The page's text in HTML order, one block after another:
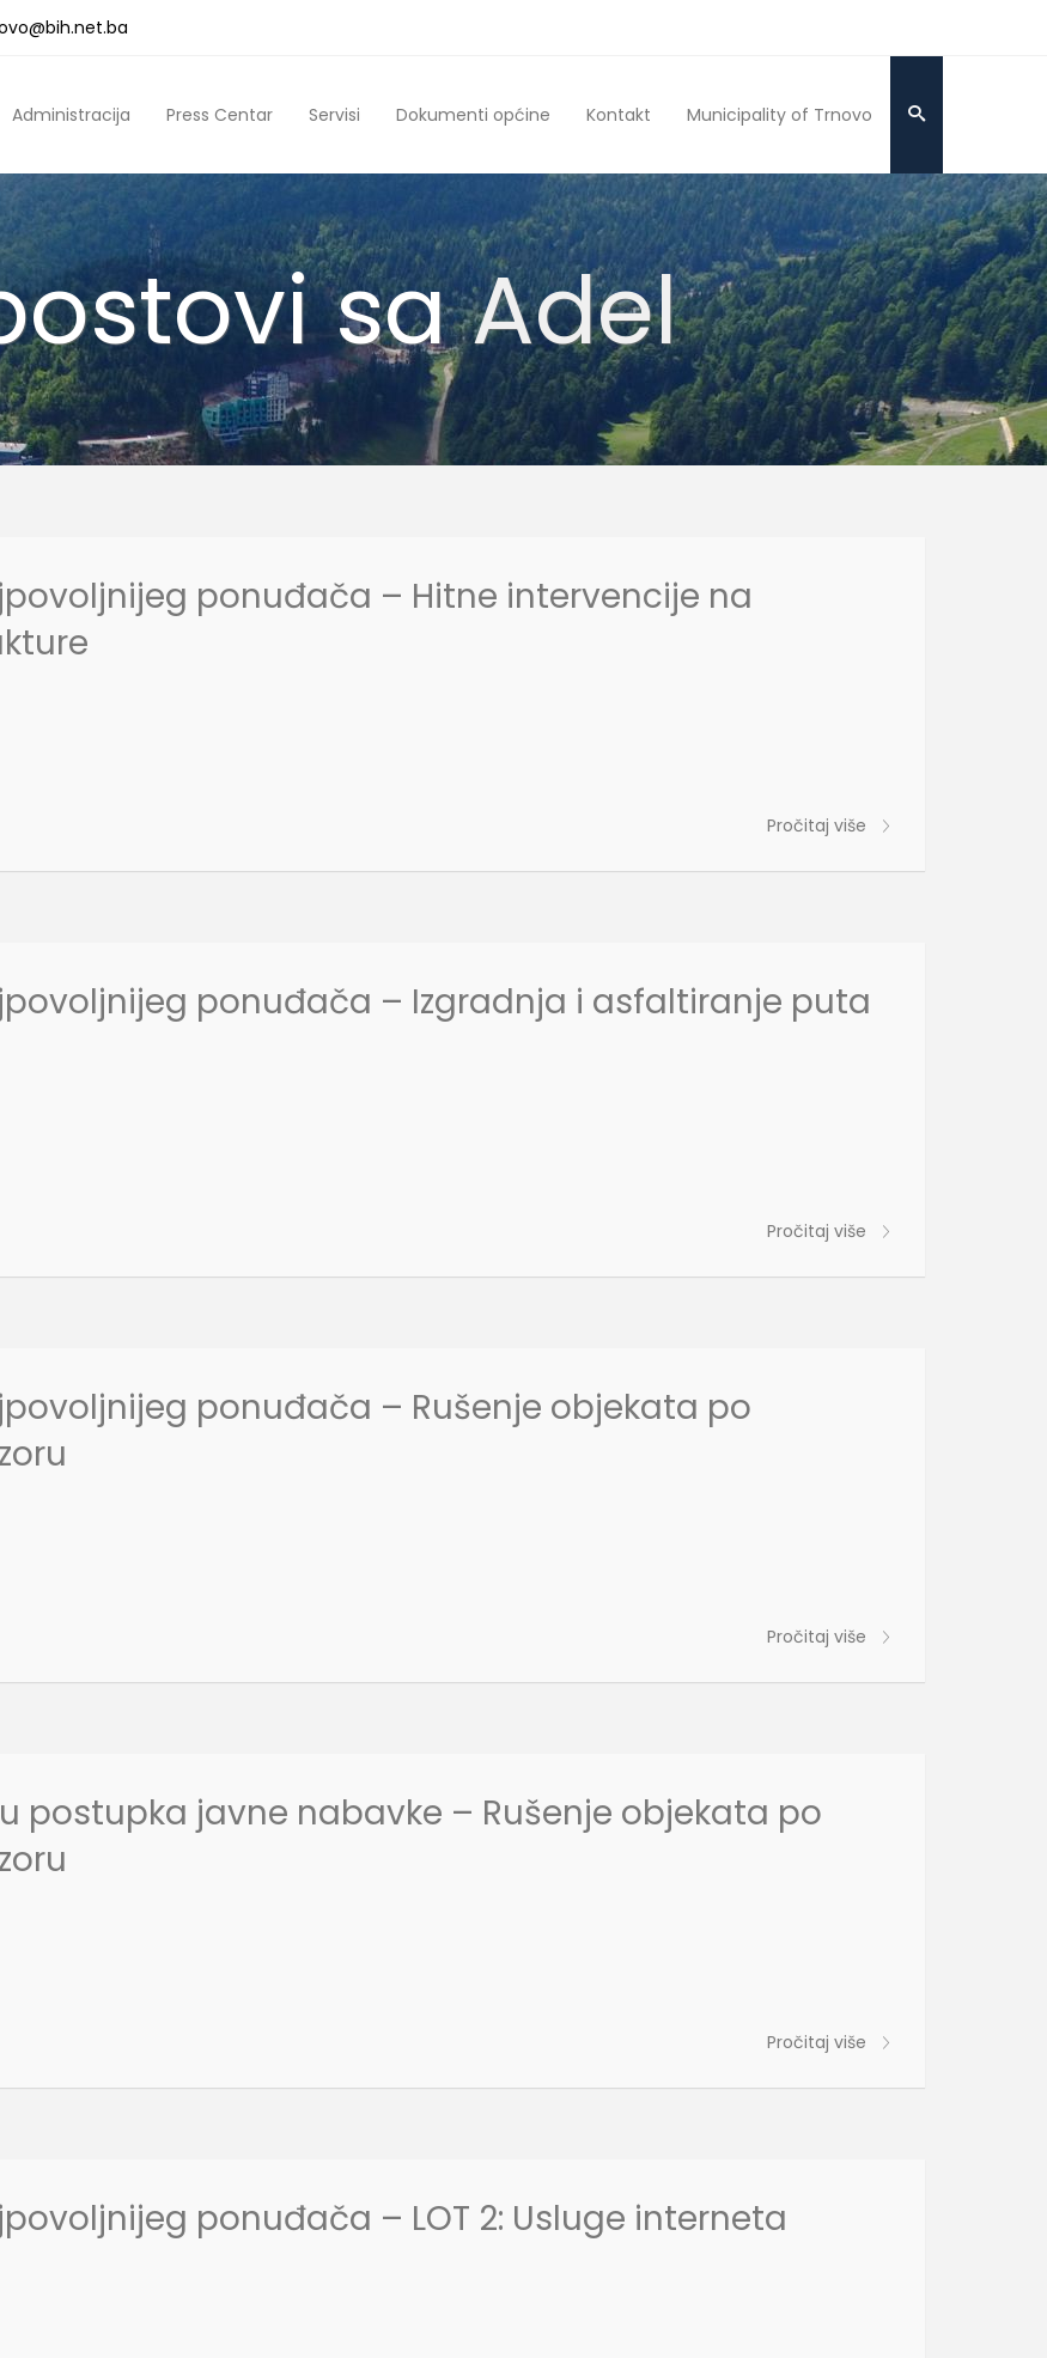
Administracija Press Centar Servisi Dokumenti općine Kontakt Municipality of Trnovo
saAdel
ponuđača – Hitne intervencije na
Pročitaj više
ponuđača – Izgradnja i asfaltiranje puta
Pročitaj više
ponuđača – Rušenje objekata po
Pročitaj više
postupka javne nabavke – Rušenje objekata po
Pročitaj više
ponuđača – LOT 2: Usluge interneta